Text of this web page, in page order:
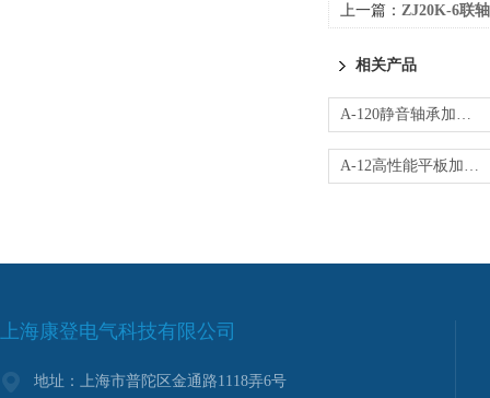
上一篇： ZJ20K-6联
相关产品
A-120静音轴承加热器
A-12高性能平板加热器
上海康登电气科技有限公司
地址：上海市普陀区金通路1118弄6号